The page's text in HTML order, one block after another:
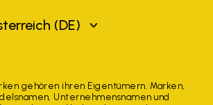
(DE)
gehören ihren Eigentümern. Marken,
Unternehmensnamen und